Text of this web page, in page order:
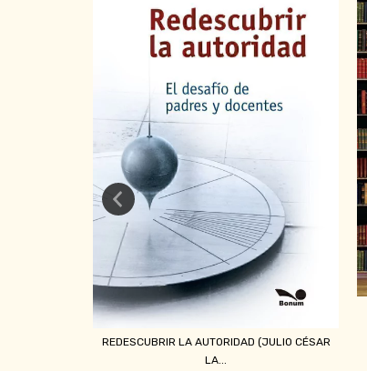
REDESCUBRIR LA AUTORIDAD (JULIO CÉSAR
LA...